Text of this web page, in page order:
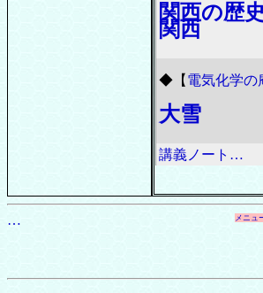
関西の歴
関西
◆ 【 電気化学の
大雪
講義ノート…
… メニュ